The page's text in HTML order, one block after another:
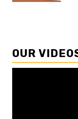
OUR